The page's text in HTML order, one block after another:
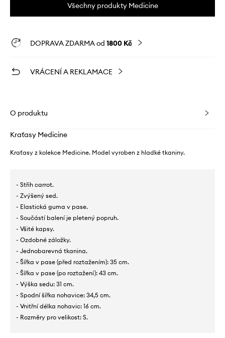
Všechny produkty Medicine
DOPRAVA ZDARMA od 1800 Kč
VRÁCENÍ A REKLAMACE
O produktu
Kraťasy Medicine
Kraťasy z kolekce Medicine. Model vyroben z hladké tkaniny.
- Střih carrot.
- Zvýšený sed.
- Elastická guma v pase.
- Součástí balení je pletený popruh.
- Všité kapsy.
- Ozdobné záložky.
- Jednobarevná tkanina.
- Šířka v pase (před roztažením): 35 cm.
- Šířka v pase (po roztažení): 43 cm.
- Výška sedu: 31 cm.
- Spodní šířka nohavice: 34,5 cm.
- Vnitřní délka nohavic: 16 cm.
- Rozměry pro velikost: S.